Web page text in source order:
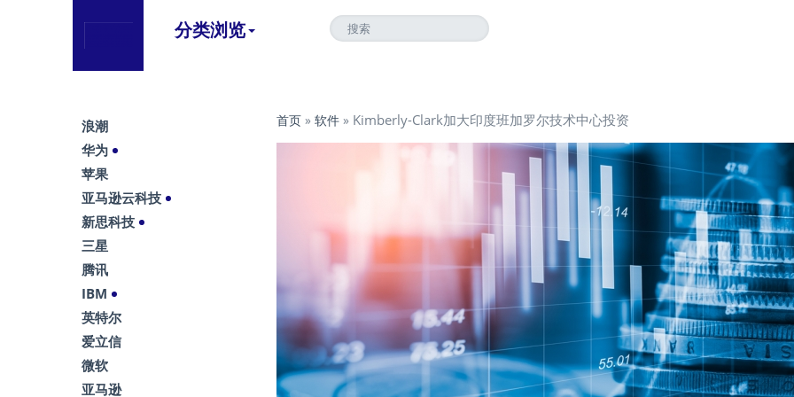
分类浏览
首页 » 软件 » Kimberly-Clark加大印度班加罗尔技术中心投资
浪潮
华为
苹果
亚马逊云科技
新思科技
三星
腾讯
IBM
英特尔
爱立信
微软
亚马逊